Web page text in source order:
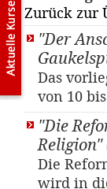
Zurück zur
"Der
Das
von 10
"Die
Religion"
Die
wird in